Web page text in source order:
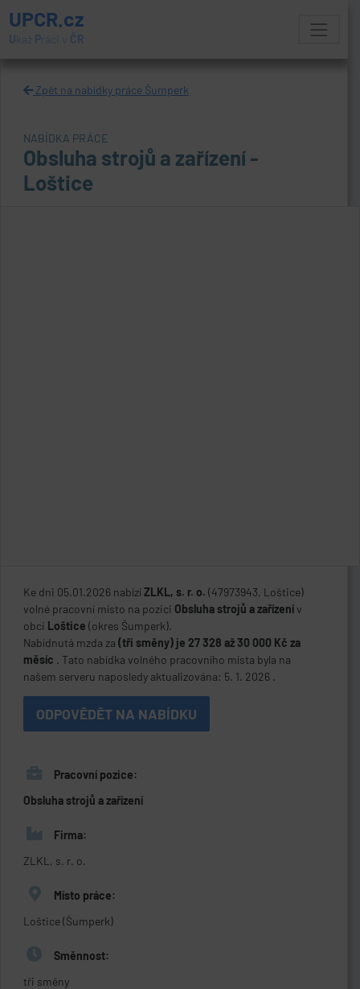
UPCR.cz
U kaž Práci v ČR
Zpět na nabídky práce Šumperk
NABÍDKA PRÁCE
Obsluha strojů a zařízení -
Loštice
Ke dni 05.01.2026 nabízíZLKL, s. r. o. (47973943, Loštice)
volné pracovní místo na pozici Obsluha strojů a zařízení v
obci Loštice (okres Šumperk).
Nabídnutá mzda za (tři směny) je 27 328 až 30 000 Kč za
měsíc . Tato nabídka volného pracovního místa byla na
našem serveru naposledy aktualizována: 5. 1. 2026 .
ODPOVĚDĚT NA NABÍDKU
Pracovní pozice:
Obsluha strojů a zařízení
Firma:
ZLKL, s. r. o.
Místo práce:
Loštice (Šumperk)
Směnnost:
tři směny